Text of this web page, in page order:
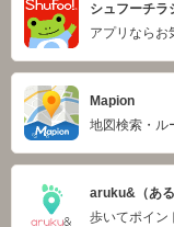
シュフーチラ
アプリならお
Mapion
地図検索・ル
aruku&（ある
歩いてポイン